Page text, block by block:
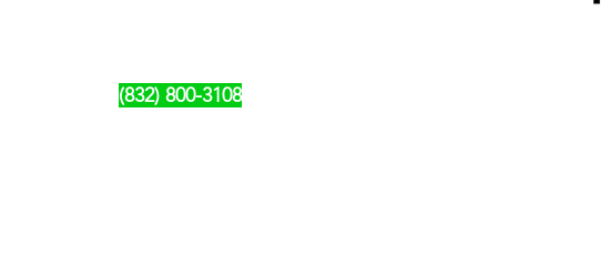
(832) 800-3108